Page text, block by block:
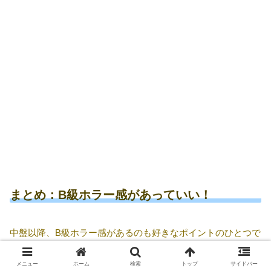
まとめ：B級ホラー感があっていい！
中盤以降、B級ホラー感があるのも好きなポイントのひとつで
した。
メニュー ホーム 検索 トップ サイドバー